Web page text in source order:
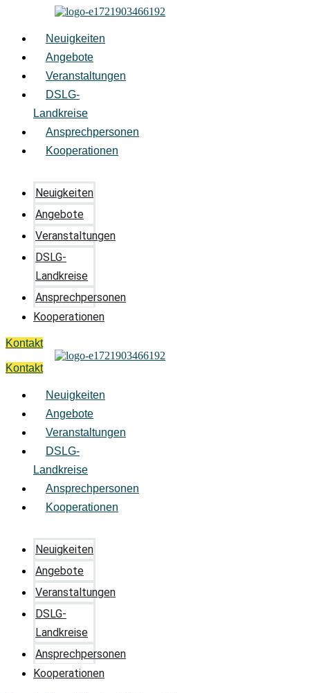
springen
Neuigkeiten
Angebote
Veranstaltungen
DSLG-
Landkreise
Ansprechpersonen
Kooperationen
Neuigkeiten
Angebote
Veranstaltungen
DSLG-
Landkreise
Ansprechpersonen
Kooperationen
Kontakt
Kontakt
Neuigkeiten
Angebote
Veranstaltungen
DSLG-
Landkreise
Ansprechpersonen
Kooperationen
Neuigkeiten
Angebote
Veranstaltungen
DSLG-
Landkreise
Ansprechpersonen
Kooperationen